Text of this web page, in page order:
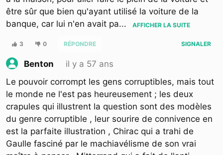
être sûr que bien qu'ayant utilisé la voiture de la
banque, car lui n'en avait pa... AFFICHER LA SUITE
3 0 RÉPONDRE SIGNALER
Benton
il y a 57 ans
Le pouvoir corrompt les gens corruptibles, mais tout
le monde ne l'est pas heureusement ; les deux
crapules qui illustrent la question sont des modèles
du genre corruptible , leur sourire de connivence en
est la parfaite illustration , Chirac qui a trahi de
Gaulle fasciné par le machiavélisme de son vrai